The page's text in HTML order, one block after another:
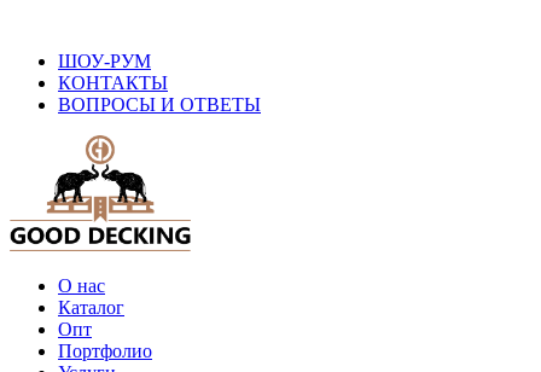
ШОУ-РУМ
КОНТАКТЫ
ВОПРОСЫ И ОТВЕТЫ
О нас
Каталог
Опт
Портфолио